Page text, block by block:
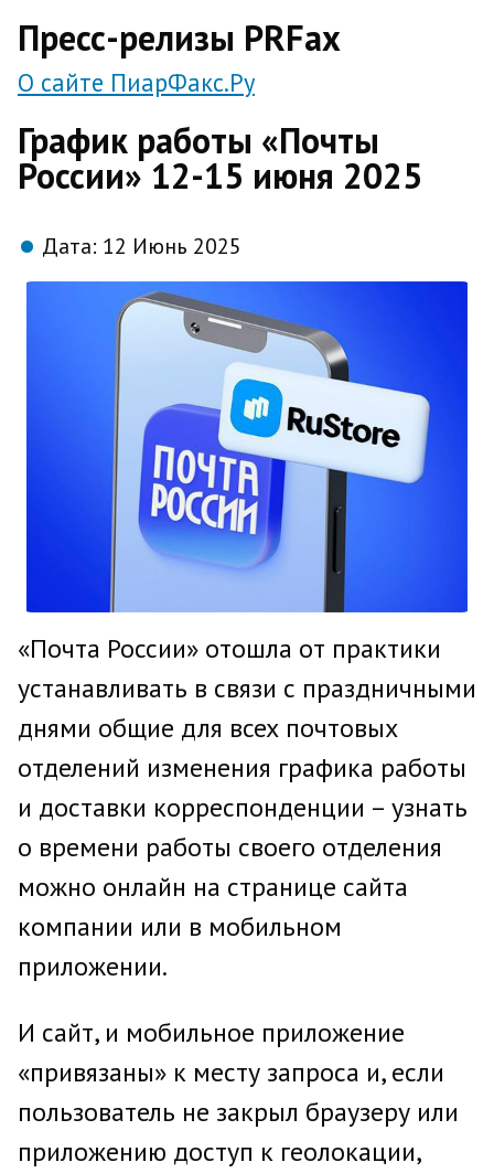
Пресс-релизы PRFax
О сайте ПиарФакс.Ру
График работы «Почты
России» 12-15 июня 2025
Дата: 12 Июнь 2025
«Почта России» отошла от практики
устанавливать в связи с праздничными
днями общие для всех почтовых
отделений изменения графика работы
и доставки корреспонденции – узнать
о времени работы своего отделения
можно онлайн на странице сайта
компании или в мобильном
приложении.
И сайт, и мобильное приложение
«привязаны» к месту запроса и, если
пользователь не закрыл браузеру или
приложению доступ к геолокации,